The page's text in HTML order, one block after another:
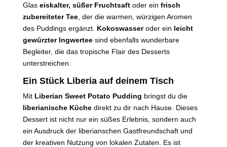
Glas eiskalter, süßer Fruchtsaftoder ein frisch
zubereiteter Tee, der die warmen, würzigen Aromen
des Puddings ergänzt. Kokoswasseroder ein leicht
gewürzter Ingwerteesind ebenfalls wunderbare
Begleiter, die das tropische Flair des Desserts
unterstreichen.
Ein Stück Liberia auf deinem Tisch
Mit Liberian Sweet Potato Pudding bringst du die
liberianische Küchedirekt zu dir nach Hause. Dieses
Dessert ist nicht nur ein süßes Erlebnis, sondern auch
ein Ausdruck der liberianschen Gastfreundschaft und
der kreativen Nutzung von lokalen Zutaten. Es ist